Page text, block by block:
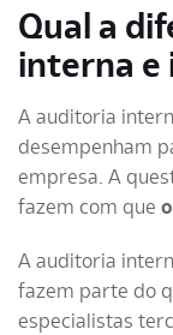
Qual a
interna e
A auditoria
desempenham
empresa. A
fazem com que
A auditoria
fazem parte do
especialistas